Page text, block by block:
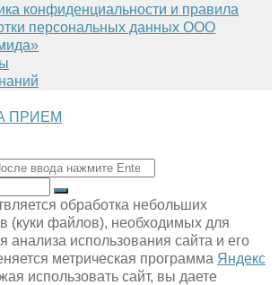
конфиденциальности и правила
персональных данных ООО
ПРИЕМ
обработка небольших
(куки файлов), необходимых для
анализа использования сайта и его
метрическая программа Яндекс
использовать сайт, вы даете